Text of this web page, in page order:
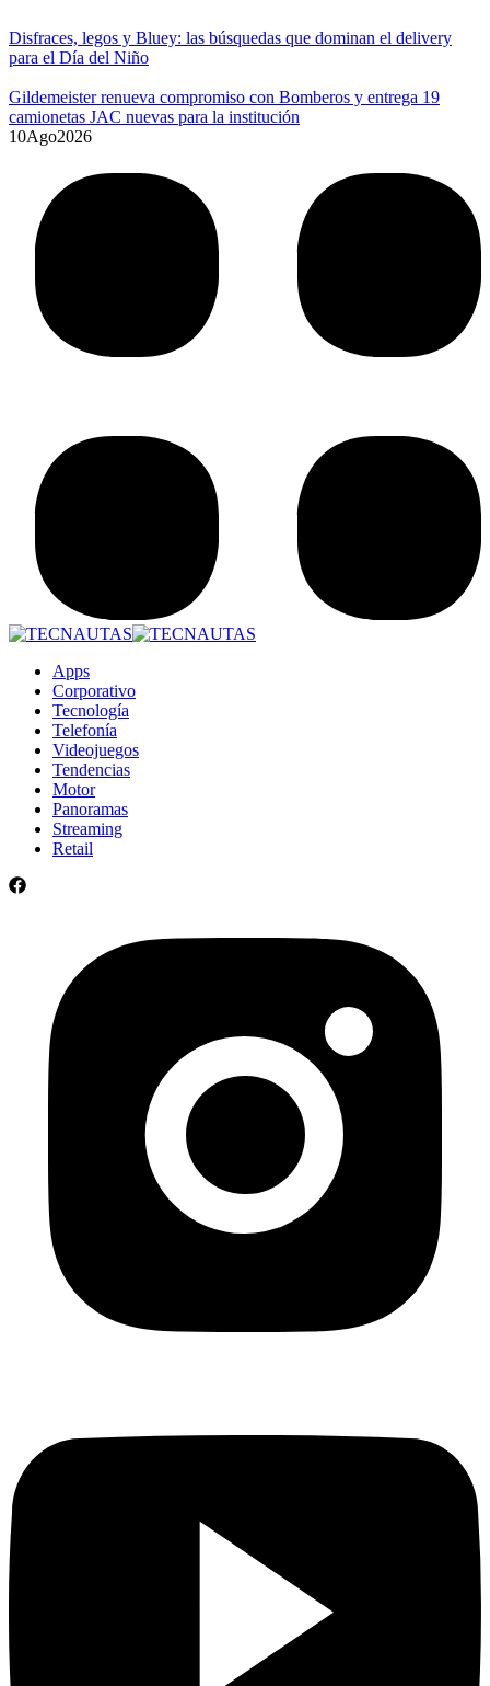
Disfraces, legos y Bluey: las búsquedas que dominan el delivery
para el Día del Niño
Gildemeister renueva compromiso con Bomberos y entrega 19
camionetas JAC nuevas para la institución
10Ago2026
Apps
Corporativo
Tecnología
Telefonía
Videojuegos
Tendencias
Motor
Panoramas
Streaming
Retail